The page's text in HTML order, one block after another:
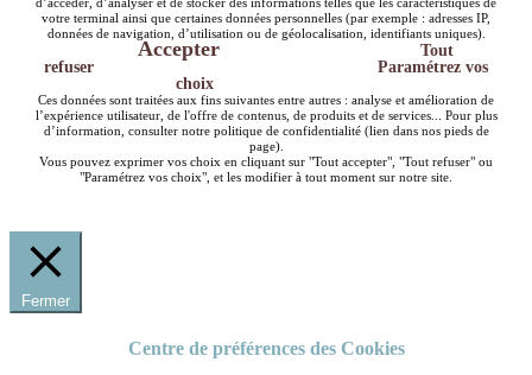
votre terminal ainsi que certaines données personnelles (par exemple : adresses IP,
données de navigation, d’utilisation ou de géolocalisation, identifiants uniques).
Accepter
Tout
refuser
Paramétrez vos
choix
Ces données sont traitées aux fins suivantes entre autres : analyse et amélioration de
l’expérience utilisateur, de l'offre de contenus, de produits et de services... Pour plus
d’information, consulter notre politique de confidentialité (lien dans nos pieds de
page).
Vous pouvez exprimer vos choix en cliquant sur "Tout accepter", "Tout refuser" ou
"Paramétrez vos choix", et les modifier à tout moment sur notre site.
Fermer
Centre de préférences des Cookies